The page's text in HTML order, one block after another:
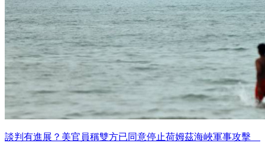
談判有進展？美官員稱雙方已同意停止荷姆茲海峽軍事攻擊